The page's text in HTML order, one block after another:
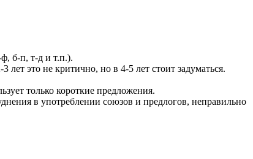
б-п, т-д и т.п.).
это не критично, но в 4-5 лет стоит задуматься.
только короткие предложения.
в употреблении союзов и предлогов, неправильно